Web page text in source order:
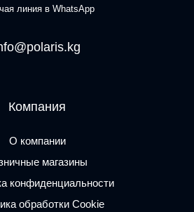
линия в WhatsApp
Компания
О компании
магазины
конфиденциальности
обработки Cookie